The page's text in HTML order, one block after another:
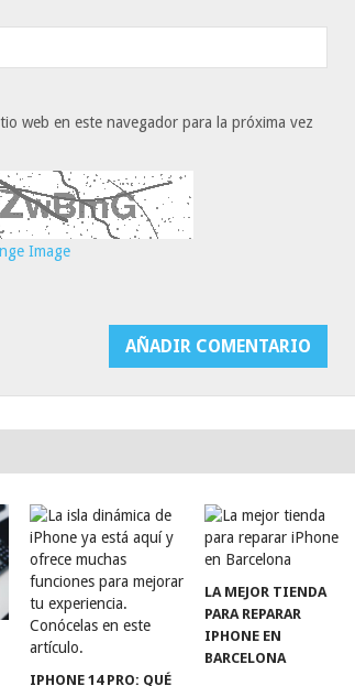
web en este navegador para la próxima vez
Image
IPHONE 14 PRO: QUÉ
LA MEJOR TIENDA
PARA REPARAR
IPHONE EN
BARCELONA